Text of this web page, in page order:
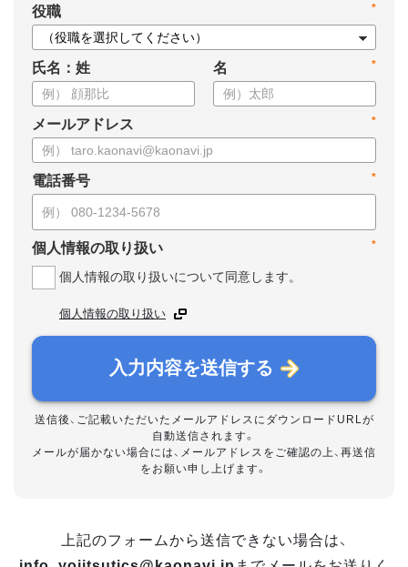
*
役職
氏名：姓 *
名
*
メールアドレス
*
電話番号
*
個人情報の取り扱い
個人情報の取り扱いについて同意します。
個人情報の取り扱い
入力内容を送信する
送信後、ご記載いただいたメールアドレスにダウンロードURLが
自動送信されます。
メールが届かない場合には、メールアドレスをご確認の上、再送信
をお願い申し上げます。
上記のフォームから送信できない場合は、